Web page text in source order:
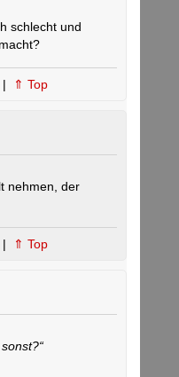
schlecht und
| ⇑ Top
nehmen, der
| ⇑ Top